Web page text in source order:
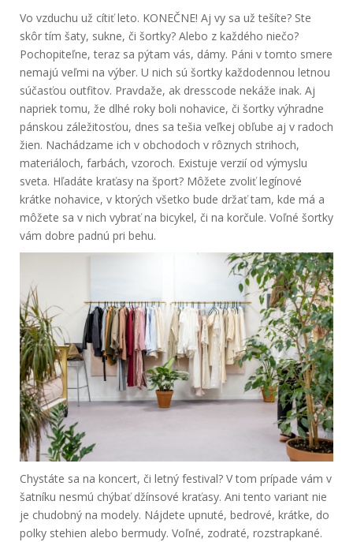
Vo vzduchu už cítiť leto. KONEČNE! Aj vy sa už tešíte? Ste
skôr tím šaty, sukne, či šortky? Alebo z každého niečo?
Pochopiteľne, teraz sa pýtam vás, dámy. Páni v tomto smere
nemajú veľmi na výber. U nich sú šortky každodennou letnou
súčasťou outfitov. Pravdaže, ak dresscode nekáže inak. Aj
napriek tomu, že dlhé roky boli nohavice, či šortky výhradne
pánskou záležitosťou, dnes sa tešia veľkej obľube aj v radoch
žien. Nachádzame ich v obchodoch v rôznych strihoch,
materiáloch, farbách, vzoroch. Existuje verzií od výmyslu
sveta. Hľadáte kraťasy na šport? Môžete zvoliť legínové
krátke nohavice, v ktorých všetko bude držať tam, kde má a
môžete sa v nich vybrať na bicykel, či na korčule. Voľné šortky
vám dobre padnú pri behu.
Chystáte sa na koncert, či letný festival? V tom prípade vám v
šatníku nesmú chýbať džínsové kraťasy. Ani tento variant nie
je chudobný na modely. Nájdete upnuté, bedrové, krátke, do
polky stehien alebo bermudy. Voľné, zodraté, rozstrapkané.